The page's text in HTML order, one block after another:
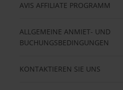
AVIS AFFILIATE PROGRAMM
ALLGEMEINE ANMIET- UND
BUCHUNGSBEDINGUNGEN
KONTAKTIEREN SIE UNS